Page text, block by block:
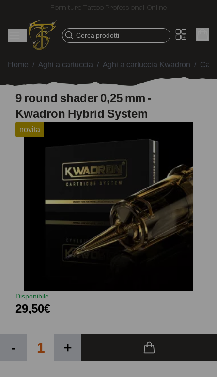
Spedizione veloce – Prodotti selezionati per tatuatori
Cerca prodotti
Home / Aghi a cartuccia / Aghi a cartuccia Kwadron /
9 round shader 0,25 mm -
Kwadron Hybrid System
novita
Disponibile
29,50€
- +